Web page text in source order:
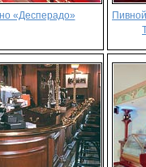
«Десперадо»